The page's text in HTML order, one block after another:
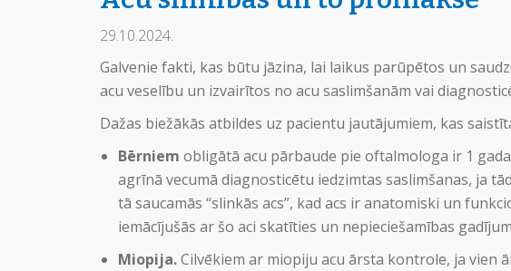
29.10.2024.
Galvenie fakti, kas būtu jāzina, lai laikus parūpētos un
acu veselību un izvairītos no acu saslimšanām vai
Dažas biežākās atbildes uz pacientu jautājumiem, kas
Bērniem obligātā acu pārbaude pie oftalmologa ir 1
agrīnā vecumā diagnosticētu iedzimtas saslimšanas, ja
tā saucamās “slinkās acs”, kad acs ir anatomiski un
iemācījušās ar šo aci skatīties un nepieciešamības
Miopija.Cilvēkiem ar miopiju acu ārsta kontrole, ja vien